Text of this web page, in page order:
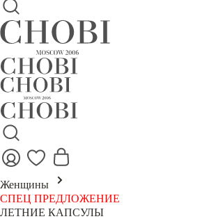
Женщины
СПЕЦ ПРЕДЛОЖЕНИЕ
ЛЕТНИЕ КАПСУЛЫ